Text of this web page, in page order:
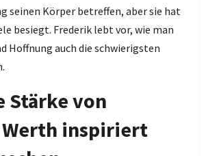
seinen Körper betreffen, aber sie hat
besiegt. Frederik lebt vor, wie man
Hoffnung auch die schwierigsten
Stärke von
inspiriert